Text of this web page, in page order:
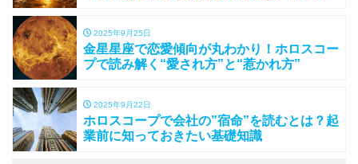
2025年9月25日
金星星座で恋愛傾向が丸わかり！ホロスコー
プで読み解く“愛され方”と“惹かれ方”
2025年9月22日
ホロスコープで会社の”宿命”を読むとは？起
業前に知っておきたい基礎知識